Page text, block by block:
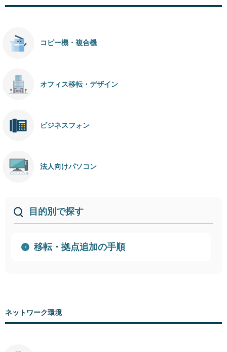
コピー機・複合機
オフィス移転・デザイン
ビジネスフォン
法人向けパソコン
目的別で探す
移転・拠点追加の手順
ネットワーク環境